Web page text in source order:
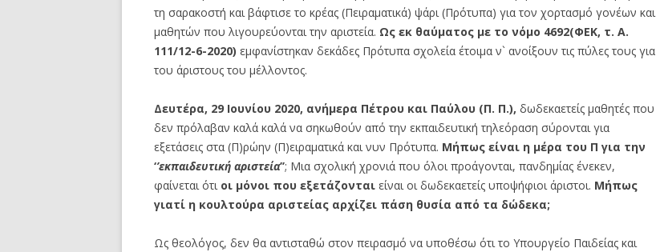
τη σαρακοστή και βάφτισε το κρέας (Πειραματικά) ψάρι (Πρότυπα) για τον χορτασμό γονέων και
μαθητών που λιγουρεύονται την αριστεία. Ως εκ θαύματος με το νόμο 4692(ΦΕΚ, τ. Α.
111/12-6-2020) εμφανίστηκαν δεκάδες Πρότυπα σχολεία έτοιμα ν` ανοίξουν τις πύλες τους για
του άριστους του μέλλοντος.
Δευτέρα, 29 Ιουνίου 2020, ανήμερα Πέτρου και Παύλου (Π. Π.), δωδεκαετείς μαθητές που
δεν πρόλαβαν καλά καλά να σηκωθούν από την εκπαιδευτική τηλεόραση σύρονται για
εξετάσεις στα (Π)ρώην (Π)ειραματικά και νυν Πρότυπα. Μήπως είναι η μέρα του Π για την
‘’εκπαιδευτική αριστεία’’; Μια σχολική χρονιά που όλοι προάγονται, πανδημίας ένεκεν,
φαίνεται ότι οι μόνοι που εξετάζονται είναι οι δωδεκαετείς υποψήφιοι άριστοι. Μήπως
γιατί η κουλτούρα αριστείας αρχίζει πάση θυσία από τα δώδεκα;
Ως θεολόγος, δεν θα αντισταθώ στον πειρασμό να υποθέσω ότι το Υπουργείο Παιδείας και